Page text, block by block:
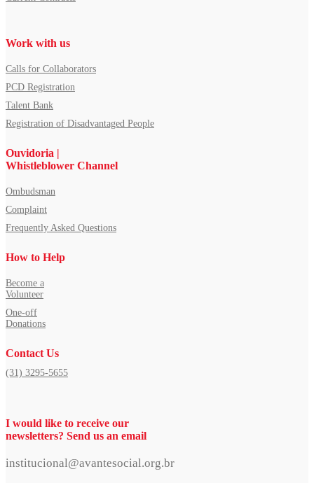
Work with us
Calls for Collaborators
PCD Registration
Talent Bank
Registration of Disadvantaged People
Ouvidoria |
Whistleblower Channel
Ombudsman
Complaint
Frequently Asked Questions
How to Help
Become a
Volunteer
One-off
Donations
Contact Us
(31) 3295-5655
I would like to receive our
newsletters? Send us an email
institucional@avantesocial.org.br